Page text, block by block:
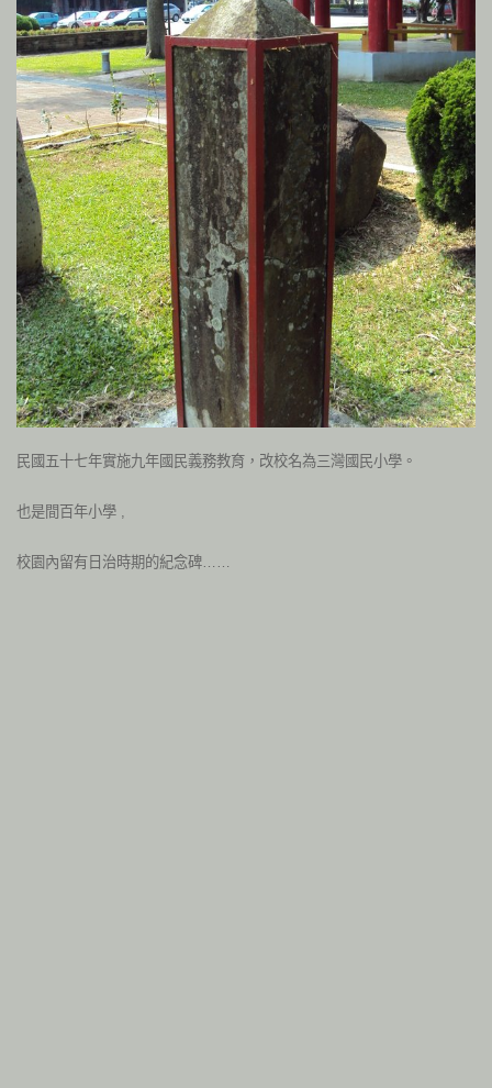
民國五十七年實施九年國民義務教育，改校名為三灣國民小學。
也是間百年小學 ,
校園內留有日治時期的紀念碑……